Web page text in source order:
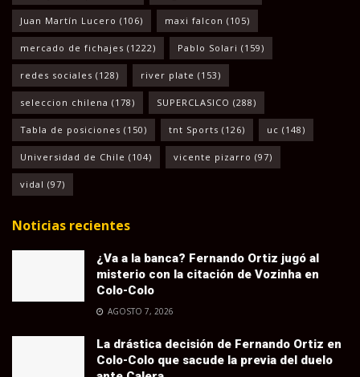
Juan Martín Lucero (106) maxi falcon (105)
mercado de fichajes (1222) Pablo Solari (159)
redes sociales (128) river plate (153)
seleccion chilena (178) SUPERCLASICO (288)
Tabla de posiciones (150) tnt Sports (126) uc (148)
Universidad de Chile (104) vicente pizarro (97)
vidal (97)
Noticias recientes
¿Va a la banca? Fernando Ortiz jugó al
misterio con la citación de Vozinha en
Colo-Colo
AGOSTO 7, 2026
La drástica decisión de Fernando Ortiz en
Colo-Colo que sacude la previa del duelo